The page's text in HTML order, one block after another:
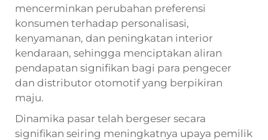
mencerminkan perubahan preferensi
konsumen terhadap personalisasi,
kenyamanan, dan peningkatan interior
kendaraan, sehingga menciptakan aliran
pendapatan signifikan bagi para pengecer
dan distributor otomotif yang berpikiran
maju.
Dinamika pasar telah bergeser secara
signifikan seiring meningkatnya upaya pemilik